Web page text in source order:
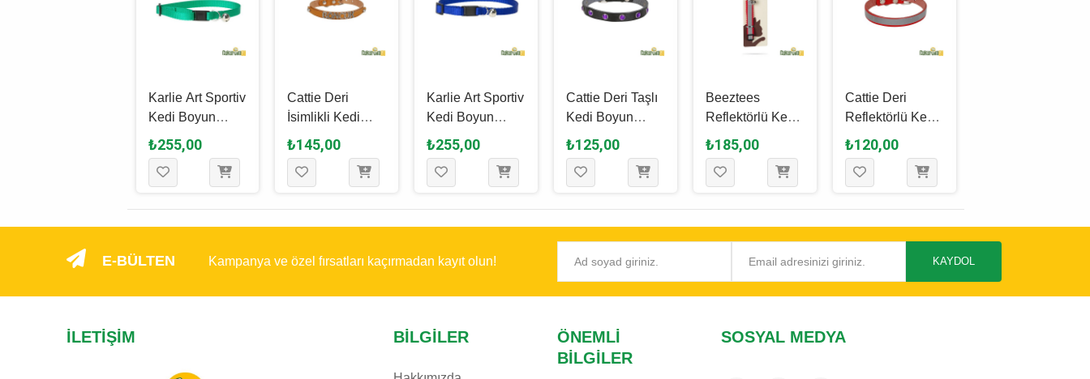
Karlie Art Sportiv
Kedi Boyun
Tasması Yeşil M
/ 10 Mm x 30 Cm
₺255,00
Cattie Deri
İsimlikli Kedi
Boyun Tasması
Kahverengi L /
1.2 Mm x 25 - 29
₺145,00
Karlie Art Sportiv
Kedi Boyun
Tasması Mavi M /
10 Mm x 30 Cm
₺255,00
Cattie Deri Taşlı
Kedi Boyun
Tasması Siyah M
/ 1 Mm x 21 - 25
Cm
₺125,00
Beeztees
Reflektörlü Kedi
Boyun Tasması
Kırmızı 31 Cm
₺185,00
Cattie Deri
Reflektörlü Kedi
Boyun Tasması
Kırmızı S / 1 Mm
x 18 - 22 Cm
₺120,00
E-BÜLTEN Kampanya ve özel fırsatları kaçırmadan kayıt olun! KAYDOL
İLETIŞIM BILGILER
ÖNEMLI
BILGILER
SOSYAL MEDYA